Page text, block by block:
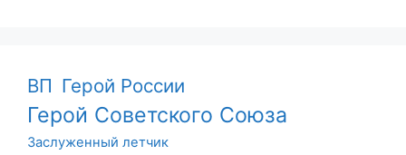
ВП Герой России
Герой Советского Союза
Заслуженный летчик